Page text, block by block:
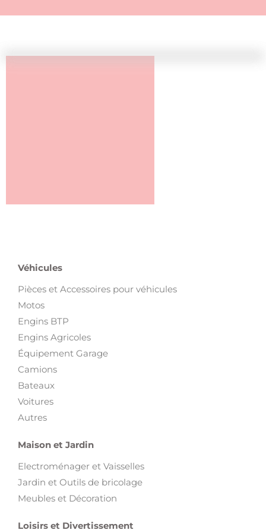
Véhicules
Pièces et Accessoires pour véhicules
Motos
Engins BTP
Engins Agricoles
Équipement Garage
Camions
Bateaux
Voitures
Autres
Maison et Jardin
Electroménager et Vaisselles
Jardin et Outils de bricolage
Meubles et Décoration
Loisirs et Divertissement